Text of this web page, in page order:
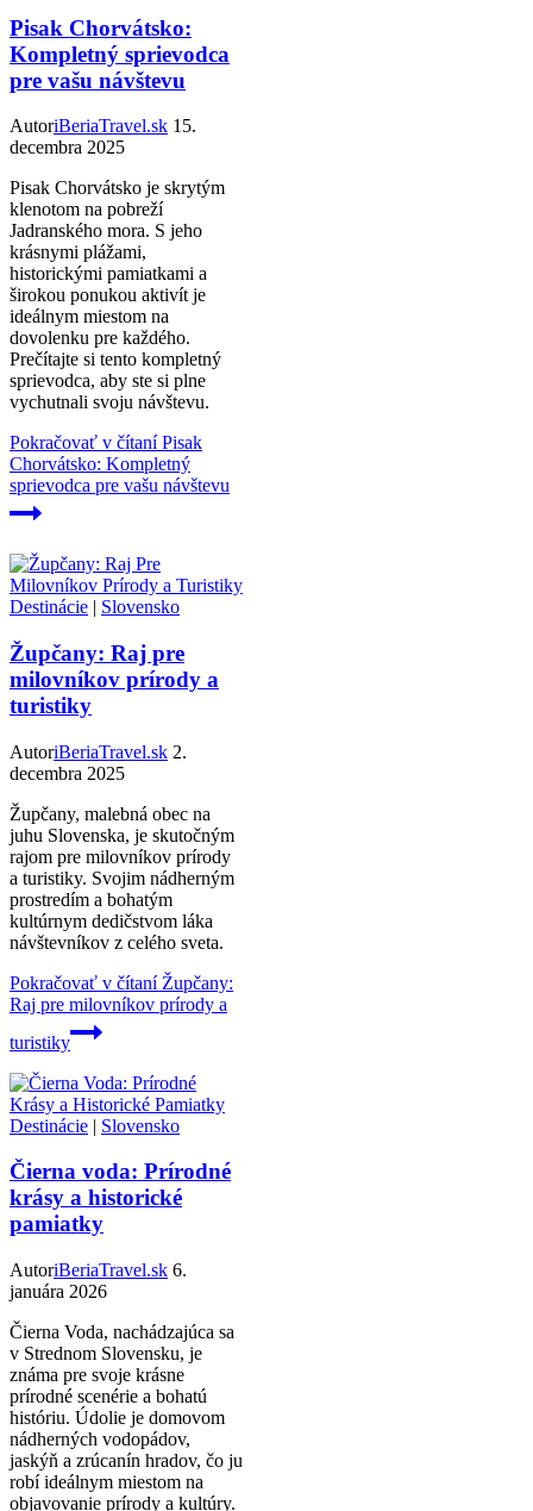
Pisak Chorvátsko:
Kompletný sprievodca
pre vašu návštevu
AutoriBeriaTravel.sk 15.
decembra 2025
Pisak Chorvátsko je skrytým
klenotom na pobreží
Jadranského mora. S jeho
krásnymi plážami,
historickými pamiatkami a
širokou ponukou aktivít je
ideálnym miestom na
dovolenku pre každého.
Prečítajte si tento kompletný
sprievodca, aby ste si plne
vychutnali svoju návštevu.
Pokračovať v čítaníPisak
Chorvátsko: Kompletný
sprievodca pre vašu návštevu
Destinácie | Slovensko
Župčany: Raj pre
milovníkov prírody a
turistiky
AutoriBeriaTravel.sk 2.
decembra 2025
Župčany, malebná obec na
juhu Slovenska, je skutočným
rajom pre milovníkov prírody
a turistiky. Svojim nádherným
prostredím a bohatým
kultúrnym dedičstvom láka
návštevníkov z celého sveta.
Pokračovať v čítaníŽupčany:
Raj pre milovníkov prírody a
turistiky
Destinácie | Slovensko
Čierna voda: Prírodné
krásy a historické
pamiatky
AutoriBeriaTravel.sk 6.
januára 2026
Čierna Voda, nachádzajúca sa
v Strednom Slovensku, je
známa pre svoje krásne
prírodné scenérie a bohatú
históriu. Údolie je domovom
nádherných vodopádov,
jaskýň a zrúcanín hradov, čo ju
robí ideálnym miestom na
objavovanie prírody a kultúry.